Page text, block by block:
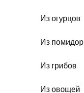
Из огурцов
Из помидор
Из грибов
Из овощей